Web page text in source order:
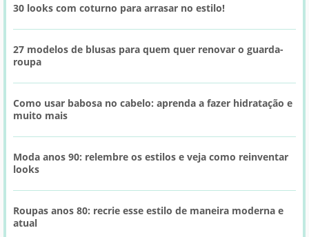
30 looks com coturno para arrasar no estilo!
27 modelos de blusas para quem quer renovar o guarda-
roupa
Como usar babosa no cabelo: aprenda a fazer hidratação e
muito mais
Moda anos 90: relembre os estilos e veja como reinventar
looks
Roupas anos 80: recrie esse estilo de maneira moderna e
atual